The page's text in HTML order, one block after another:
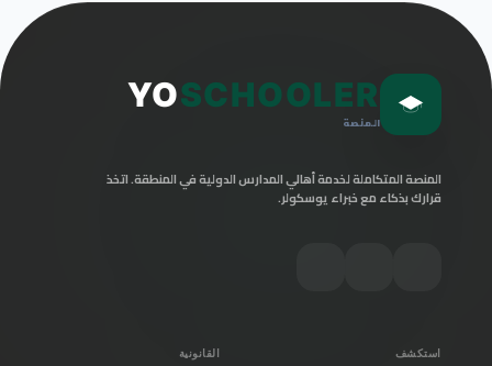
YOSCHOOLER
المنصة
المنصة المتكاملة لخدمة أهالي المدارس الدولية في المنطقة. اتخذ
قرارك بذكاء مع خبراء يوسكولر.
استكشف القانونية